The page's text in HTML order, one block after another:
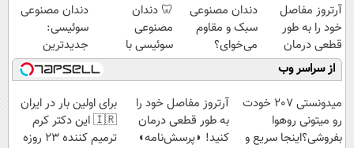
آرتروز مفاصل
خود را به طور
قطعی درمان
کنید!
◗پرسش‌نامه◖
دندان مصنوعی
سبک و مقاوم
می‌خوای؟
پرداخت اقساطی
هم داریم!😍 |
📍تهران
🦷 دندان
مصنوعی
سوئیسی با
تکنولوژی
دیجیتال |
پرداخت در 4
قسط |📍 تهران
دندان مصنوعی
سوئیسی:
جدیدترین
فناوری اروپا،
سبک و مقاوم |
پرداخت قسطی
از سراسر وب
میدونستی 207 خودت
رو میتونی روهوا
بفروشی؟اینجا سریع و
آرتروز مفاصل خود را
به طور قطعی درمان
کنید! ◗پرسش‌نامه◖
برای اولین بار در ایران
🇮🇷 این دکتر کرم
ترمیم کننده 23 روزه